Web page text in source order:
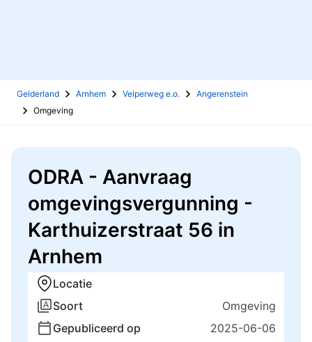
Gelderland Arnhem Velperweg e.o.
Angerenstein
Omgeving
ODRA - Aanvraag
omgevingsvergunning -
Karthuizerstraat 56 in
Arnhem
Locatie
Soort
Omgeving
Gepubliceerd op
2025-06-06